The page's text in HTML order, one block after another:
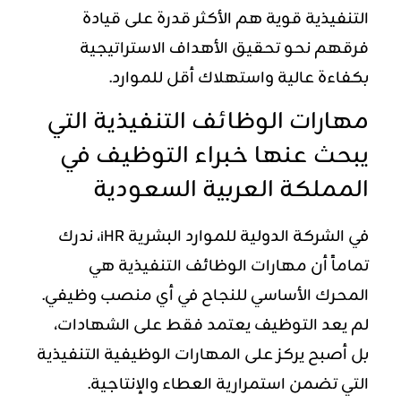
التنفيذية قوية هم الأكثر قدرة على قيادة
فرقهم نحو تحقيق الأهداف الاستراتيجية
بكفاءة عالية واستهلاك أقل للموارد.
مهارات الوظائف التنفيذية التي
يبحث عنها خبراء التوظيف في
المملكة العربية السعودية
في الشركة الدولية للموارد البشرية iHR، ندرك
تماماً أن مهارات الوظائف التنفيذية هي
المحرك الأساسي للنجاح في أي منصب وظيفي.
لم يعد التوظيف يعتمد فقط على الشهادات،
بل أصبح يركز على المهارات الوظيفية التنفيذية
التي تضمن استمرارية العطاء والإنتاجية.